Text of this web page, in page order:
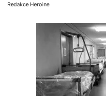
Redakce Heroine